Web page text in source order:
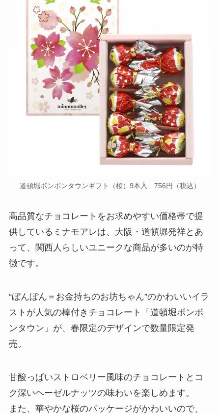
道頓堀ボンボンタウンギフト（桜）9本入 756円（税込）
高品質なチョコレートをお求めやすい価格帯で提
供しているミナモアレは、大阪・道頓堀発祥とあ
って、関西人らしいユニークな商品が多いのが特
徴です。
“ぼんぼん＝お金持ちのお坊ちゃん”のかわいいイラ
ストが人気の棒付きチョコレート「道頓堀ボンボ
ンタウン」が、春限定のデザインで数量限定発
売。
甘酸っぱいストロベリー風味のチョコレートとコ
ク深いヘーゼルナッツの味わいを楽しめます。
また、華やかな桜のパッケージがかわいいので、